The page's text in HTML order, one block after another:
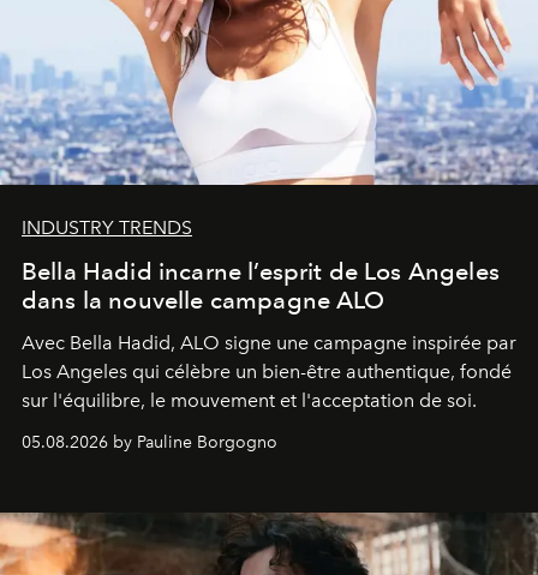
INDUSTRY TRENDS
Bella Hadid incarne l’esprit de Los Angeles
dans la nouvelle campagne ALO
Avec Bella Hadid, ALO signe une campagne inspirée par
Los Angeles qui célèbre un bien-être authentique, fondé
sur l'équilibre, le mouvement et l'acceptation de soi.
05.08.2026 by Pauline Borgogno